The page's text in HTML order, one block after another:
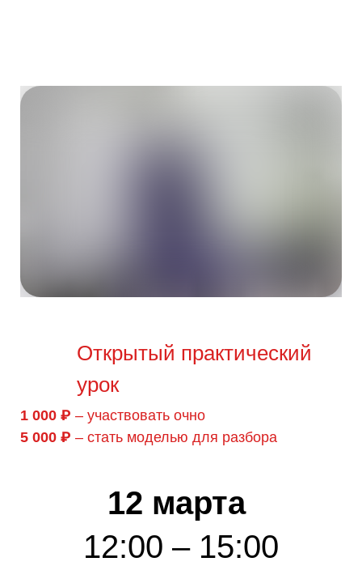
Открытый практический
урок
1 000 ₽ – участвовать очно
5 000 ₽ – стать моделью для разбора
12 марта
12:00 – 15:00